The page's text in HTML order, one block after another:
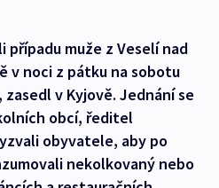
případu muže z Veselí nad
v noci z pátku na sobotu
v Kyjově. Jednání se
obcí, ředitel
obyvatele, aby po
nekolkovaný nebo